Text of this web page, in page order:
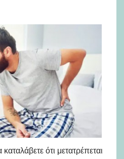
ότι μετατρέπεται